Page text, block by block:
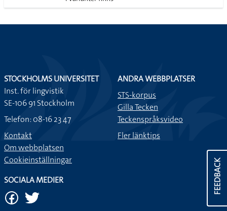
FEEDBACK
STOCKHOLMS UNIVERSITET
Inst. för lingvistik
SE-106 91 Stockholm
Telefon: 08-16 23 47
Kontakt
Om webbplatsen
Cookieinställningar
ANDRA WEBBPLATSER
STS-korpus
Gilla Tecken
Teckenspråksvideo
Fler länktips
SOCIALA MEDIER